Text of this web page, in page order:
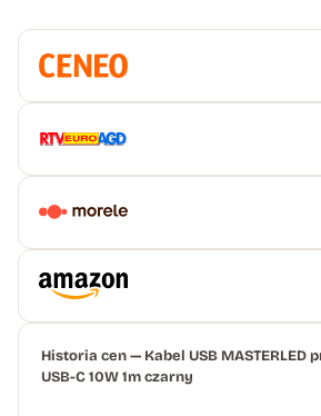
Historia cen — Kabel USB MASTERLED
USB-C 10W 1m czarny